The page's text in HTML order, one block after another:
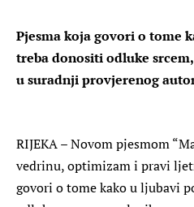
Pjesma koja govori o tome
treba donositi odluke
u suradnji provjerenog
RIJEKA – Novom pjesmom
vedrinu, optimizam i pravi
govori o tome kako u ljubavi